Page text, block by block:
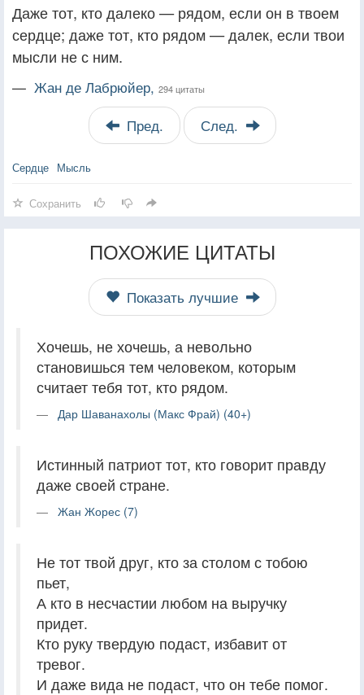
Даже тот, кто далеко — рядом, если он в твоем
сердце; даже тот, кто рядом — далек, если твои
мысли не с ним.
— Жан де Лабрюйер, 294 цитаты
Пред. След.
Сердце Мысль
Сохранить
ПОХОЖИЕ ЦИТАТЫ
Показать лучшие
Хочешь, не хочешь, а невольно
становишься тем человеком, которым
считает тебя тот, кто рядом.
Дар Шаванахолы (Макс Фрай) (40+)
Истинный патриот тот, кто говорит правду
даже своей стране.
Жан Жорес (7)
Не тот твой друг, кто за столом с тобою
пьет,
А кто в несчастии любом на выручку
придет.
Кто руку твердую подаст, избавит от
тревог.
И даже вида не подаст, что он тебе помог.